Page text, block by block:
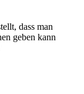
dass man
geben kann